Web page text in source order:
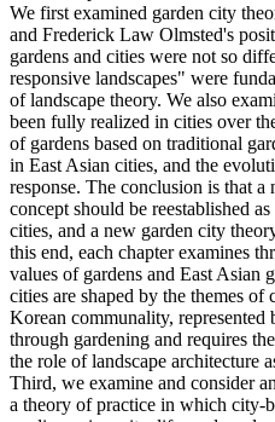
We first examined garden city
and Frederick Law Olmsted's
gardens and cities were not so
responsive landscapes" were
of landscape theory. We also
been fully realized in cities over
of gardens based on traditional
in East Asian cities, and the
response. The conclusion is that a
concept should be reestablished
cities, and a new garden city
this end, each chapter examines
values of gardens and East Asian
cities are shaped by the themes
Korean communality, represented
through gardening and requires
the role of landscape architecture
Third, we examine and consider
a theory of practice in which city-